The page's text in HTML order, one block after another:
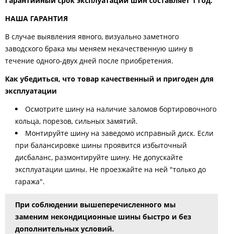
НАША ГАРАНТИЯ
В случае выявления явного, визуально заметного
заводского брака мы меняем некачественную шину в
течение одного-двух дней после приобретения.
Как убедиться, что товар качественный и пригоден для
эксплуатации
Осмотрите шину на наличие заломов бортировочного
кольца, порезов, сильных замятий.
Монтируйте шину на заведомо исправный диск. Если
при балансировке шины проявится избыточный
дисбаланс, размонтируйте шину. Не допускайте
эксплуатации шины. Не проезжайте на ней "только до
гаража".
При соблюдении вышеперечисленного мы
заменим некондиционные шины быстро и без
дополнительных условий.